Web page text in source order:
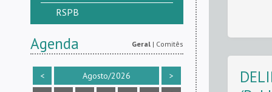
RSPB
Agenda Geral | Comitês
< Agosto/2026 >